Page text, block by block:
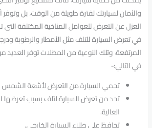
والأمان لسيارتك لفترة طويلة من الوقت، بل
العزل عن التعرض للعوامل المناخية المختلفة
في تعرض السيارة للتلف مثل الأمطار والرطوبة
المرتفعة، وتلك النوعية من المظلات توفر العديد
في التالي:-
تحمي السيارة من التعرض لأشعة الشمس
تحد من تعرض السيارة لتلف بسبب تعرضها
العالية.
تحافظ على طلاء السيارة الخارجي.